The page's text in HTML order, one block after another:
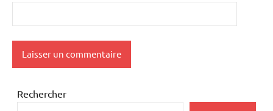
Rechercher